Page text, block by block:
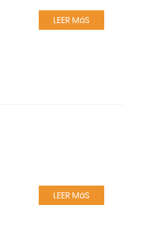
LEER MáS
LEER MáS